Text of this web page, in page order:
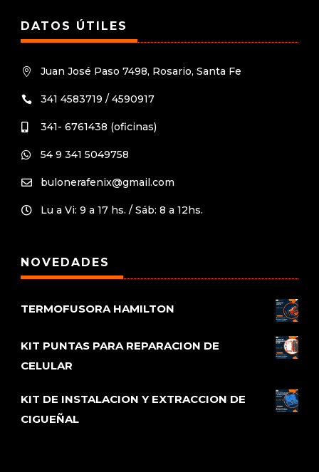
DATOS ÚTILES
 Juan José Paso 7498, Rosario, Santa Fe
 341 4583719 / 4590917
 341- 6761438 (oficinas)
 54 9 341 5049758
 bulonerafenix@gmail.com
 Lu a Vi: 9 a 17 hs. / Sáb: 8 a 12hs.
NOVEDADES
TERMOFUSORA HAMILTON
KIT PUNTAS PARA REPARACION DE
CELULAR
KIT DE INSTALACION Y EXTRACCION DE
CIGUEÑAL